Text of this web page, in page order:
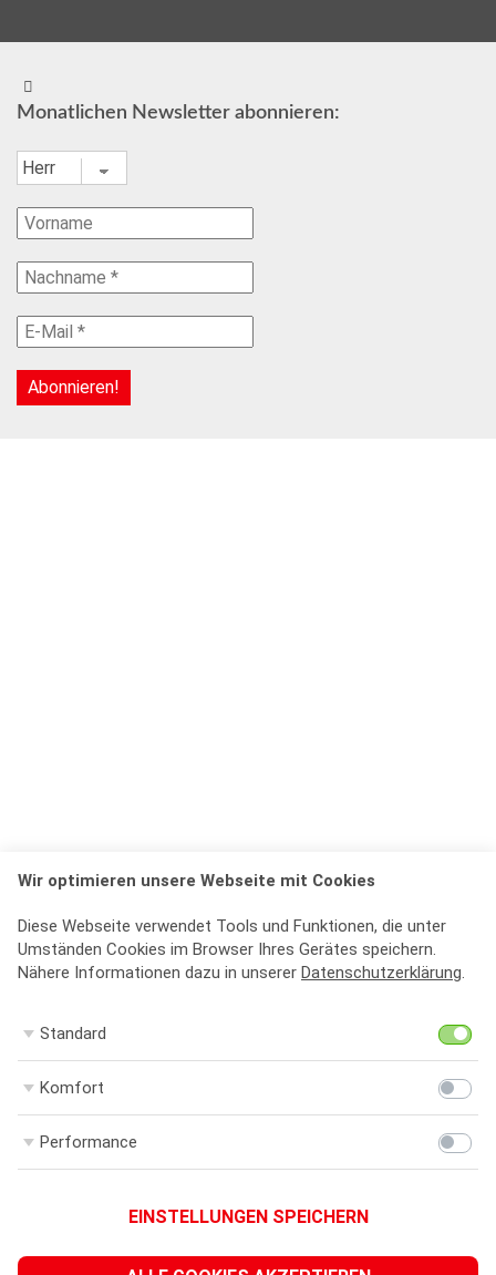
Monatlichen Newsletter abonnieren:
Wir optimieren unsere Webseite mit Cookies
Diese Webseite verwendet Tools und Funktionen, die unter
Umständen Cookies im Browser Ihres Gerätes speichern.
Nähere Informationen dazu in unserer Datenschutzerklärung.
Standard
Komfort
Performance
EINSTELLUNGEN SPEICHERN